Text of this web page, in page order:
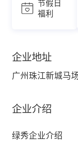
节假日
福利
企业地址
广州珠江新城马
企业介绍
绿秀企业介绍